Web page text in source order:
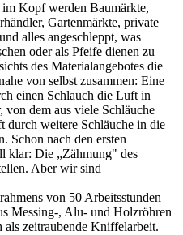
Kopf werden Baumärkte,
Gartenmärkte, private
alles angeschleppt, was
oder als Pfeife dienen zu
des Materialangebotes die
von selbst zusammen: Eine
einen Schlauch die Luft in
von dem aus viele Schläuche
durch weitere Schläuche in die
Schon nach den ersten
klar: Die „Zähmung" des
Aber wir sind
von 50 Arbeitsstunden
Messing-, Alu- und Holzröhren
als zeitraubende Kniffelarbeit.